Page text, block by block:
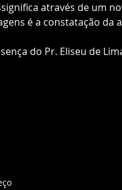
através de um
é a constatação da
do Pr. Eliseu de